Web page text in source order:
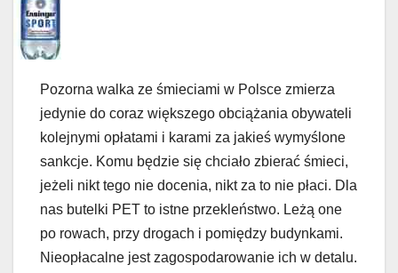
Pozorna walka ze śmieciami w Polsce zmierza
jedynie do coraz większego obciążania obywateli
kolejnymi opłatami i karami za jakieś wymyślone
sankcje. Komu będzie się chciało zbierać śmieci,
jeżeli nikt tego nie docenia, nikt za to nie płaci. Dla
nas butelki PET to istne przekleństwo. Leżą one
po rowach, przy drogach i pomiędzy budynkami.
Nieopłacalne jest zagospodarowanie ich w detalu.